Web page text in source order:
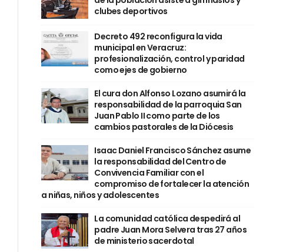
clubes deportivos
Decreto 492 reconfigura la vida
municipal en Veracruz:
profesionalización, control y paridad
como ejes de gobierno
El cura don Alfonso Lozano asumirá la
responsabilidad de la parroquia San
Juan Pablo II como parte de los
cambios pastorales de la Diócesis
Isaac Daniel Francisco Sánchez asume
la responsabilidad del Centro de
Convivencia Familiar con el
compromiso de fortalecer la atención
a niñas, niños y adolescentes
La comunidad católica despedirá al
padre Juan Mora Selvera tras 27 años
de ministerio sacerdotal